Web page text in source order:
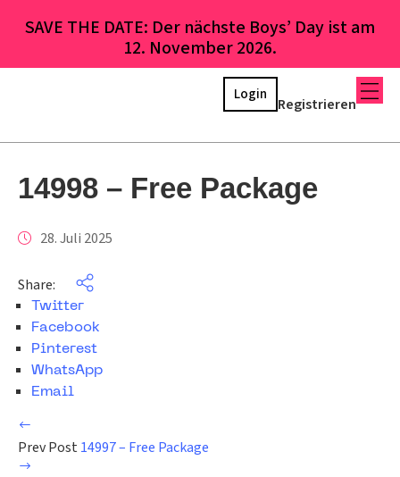
SAVE THE DATE: Der nächste Boys’ Day ist am
12. November 2026.
Registrieren
Login
14998 – Free Package
28. Juli 2025
Share:
Twitter
Facebook
Pinterest
WhatsApp
Email
Prev Post 14997 – Free Package